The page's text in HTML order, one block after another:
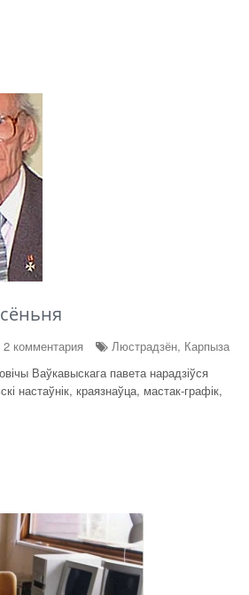
2 комментария
Люстрадзён, Карпыза
Ваўкавыскага павета нарадзіўся
настаўнік, краязнаўца, мастак-графік,